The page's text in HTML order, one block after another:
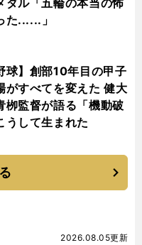
ダル「五輪の本当の怖
た......」
球】創部10年目の甲子
がすべてを変えた 健大
栁監督が語る「機動破
うして生まれた
2026.08.05更新